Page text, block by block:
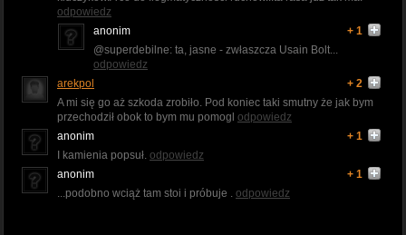
odpowiedz
anonim
+ 1
@superdebilne: ta, jasne - zwłaszcza Usain Bolt...
odpowiedz
arekpol
+ 2
A mi się go aż szkoda zrobiło. Pod koniec taki smutny że jak bym
przechodził obok to bym mu pomogl odpowiedz
anonim
+ 1
I kamienia popsuł. odpowiedz
anonim
+ 1
...podobno wciąż tam stoi i próbuje . odpowiedz